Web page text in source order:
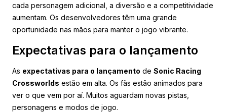
cada personagem adicional, a diversão e a competitividade
aumentam. Os desenvolvedores têm uma grande
oportunidade nas mãos para manter o jogo vibrante.
Expectativas para o lançamento
As expectativas para o lançamento de Sonic Racing
Crossworlds estão em alta. Os fãs estão animados para
ver o que vem por aí. Muitos aguardam novas pistas,
personagens e modos de jogo.